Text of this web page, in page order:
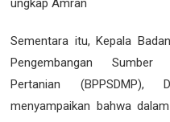
ungkap Amran
Sementara itu, Kepala
Pengembangan
Pertanian (BPPSDMP),
menyampaikan bahwa